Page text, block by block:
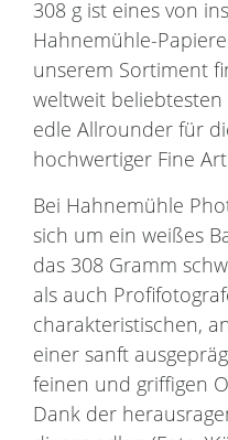
308 g ist eines von
Hahnemühle-
unserem Sortiment
weltweit
edle Allrounder für
hochwertiger Fine
Bei Hahnemühle
sich um ein weißes
das 308 Gramm
als auch
charakteristischen,
einer sanft
feinen und griffigen
Dank der